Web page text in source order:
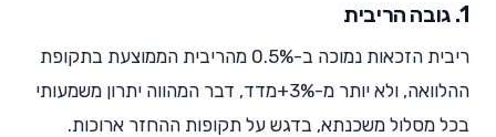
1. גובה הריבית
ריבית הזכאות נמוכה ב-0.5% מהריבית הממוצעת בתקופת
ההלוואה, ולא יותר מ-3%+מדד, דבר המהווה יתרון משמעותי
בכל מסלול משכנתא, בדגש על תקופות ההחזר ארוכות.